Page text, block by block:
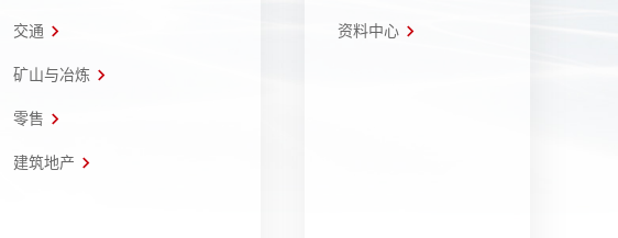
交通
矿山与冶炼
零售
建筑地产
资料中心